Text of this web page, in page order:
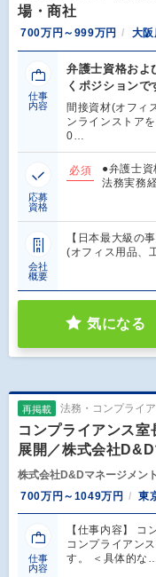
場・商社
700万円～999万円 大阪
仕事
内容
弁護士資格およ
くポジションで
間接資材(オフィ
ンラインストア
0…
応募
資格
必須
●弁護士
法務実務
会社
概要
【日本最大級の
(オフィス用品、
気になる
再掲載 法務・コンプライ
コンプライアンス
展開／株式会社
株式会社D&Dマネージメント
700万円～1049万円
東
仕事
内容
【仕事内容】 コ
コンプライアン
す。 ＜具体的な